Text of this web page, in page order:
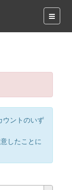
ントのいず
したことに